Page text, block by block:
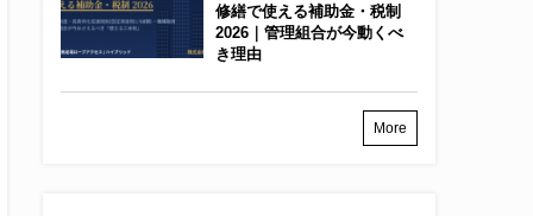
修繕で使える補助金・税制
2026｜管理組合が今動くべ
き理由
More